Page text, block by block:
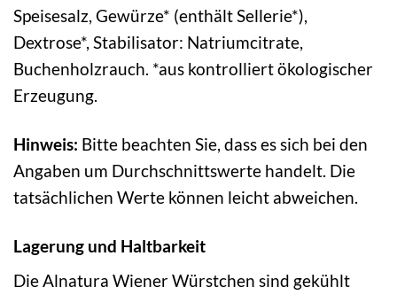
Speisesalz, Gewürze* (enthält Sellerie*),
Dextrose*, Stabilisator: Natriumcitrate,
Buchenholzrauch. *aus kontrolliert ökologischer
Erzeugung.
Hinweis: Bitte beachten Sie, dass es sich bei den
Angaben um Durchschnittswerte handelt. Die
tatsächlichen Werte können leicht abweichen.
Lagerung und Haltbarkeit
Die Alnatura Wiener Würstchen sind gekühlt